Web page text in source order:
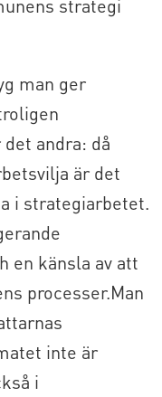
strategi
man ger
andra: då
är det
i strategiarbetet.
en känsla av att
processer.Man
inte är
i